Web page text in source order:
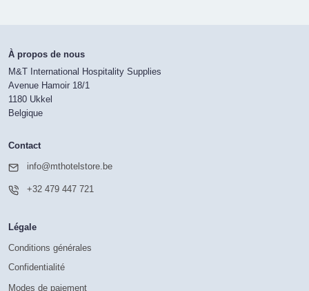
À propos de nous
M&T International Hospitality Supplies
Avenue Hamoir 18/1
1180 Ukkel
Belgique
Contact
info@mthotelstore.be
+32 479 447 721
Légale
Conditions générales
Confidentialité
Modes de paiement